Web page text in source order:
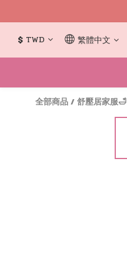
$ TWD 繁體中文
全部商品/舒壓居家服🛁